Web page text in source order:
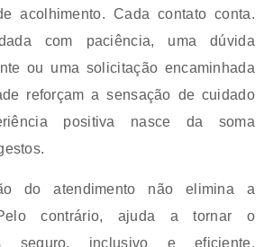
acolhimento. Cada contato conta.
com paciência, uma dúvida
ou uma solicitação encaminhada
reforçam a sensação de cuidado
positiva nasce da soma
do atendimento não elimina a
Pelo contrário, ajuda a tornar o
seguro, inclusivo e eficiente.